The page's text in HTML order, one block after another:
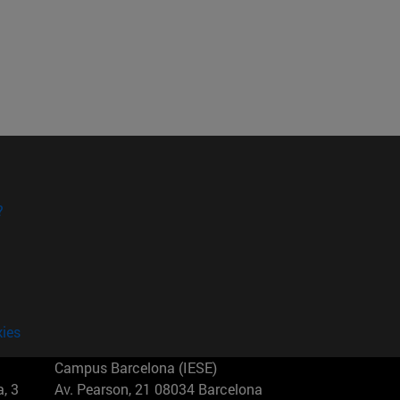
3
Campus Barcelona (IESE)
Av. Pearson, 21 08034 Barcelona